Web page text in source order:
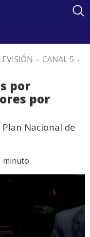
. CANAL 5 .
por
por
Nacional de
minuto